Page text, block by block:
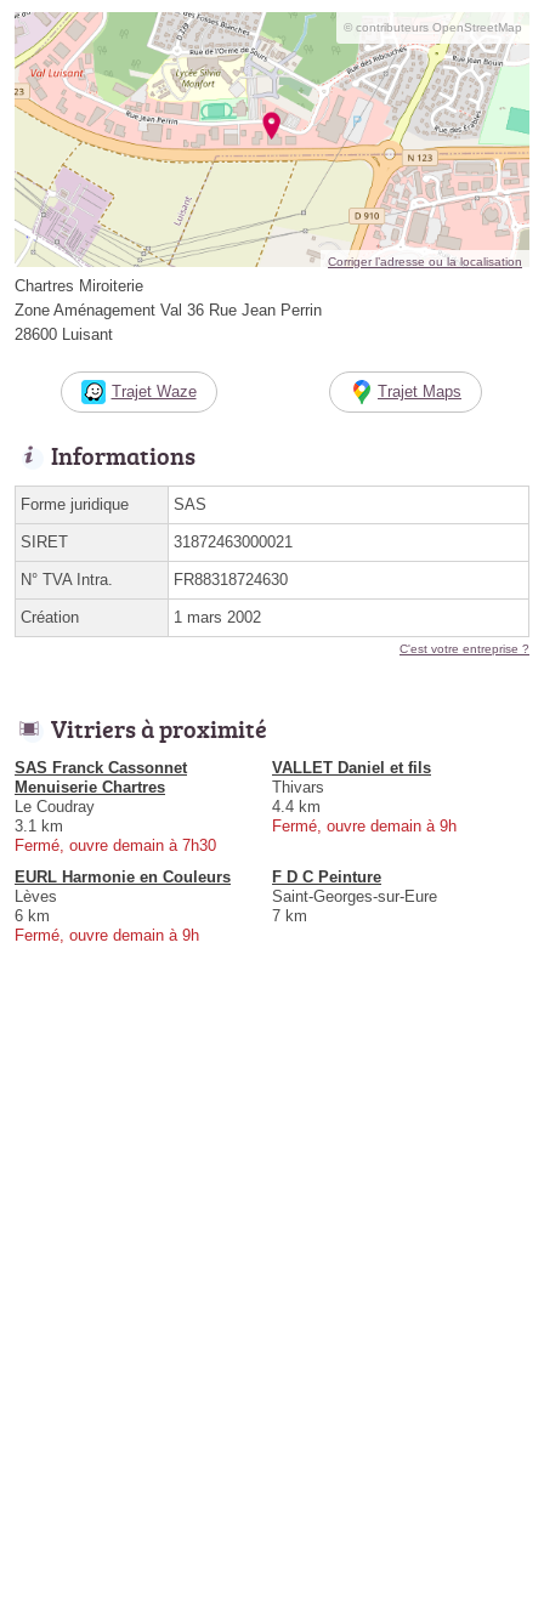
© contributeurs OpenStreetMap
Corriger l’adresse ou la localisation
Chartres Miroiterie
Zone Aménagement Val 36 Rue Jean Perrin
28600 Luisant
Trajet Waze Trajet Maps
Informations
Forme juridique SAS
SIRET 31872463000021
N° TVA Intra. FR88318724630
Création 1 mars 2002
C'est votre entreprise ?
Vitriers à proximité
SAS Franck Cassonnet
Menuiserie Chartres
Le Coudray
3.1 km
Fermé, ouvre demain à 7h30
VALLET Daniel et fils
Thivars
4.4 km
Fermé, ouvre demain à 9h
EURL Harmonie en Couleurs
Lèves
6 km
Fermé, ouvre demain à 9h
F D C Peinture
Saint-Georges-sur-Eure
7 km